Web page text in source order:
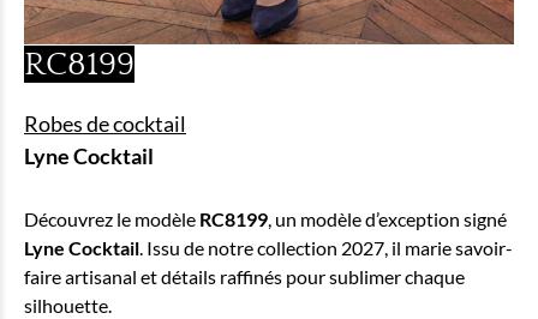
RC8199
Robes de cocktail
Lyne Cocktail
Découvrez le modèle RC8199, un modèle d’exception signé
Lyne Cocktail. Issu de notre collection 2027, il marie savoir-
faire artisanal et détails raffinés pour sublimer chaque
silhouette.